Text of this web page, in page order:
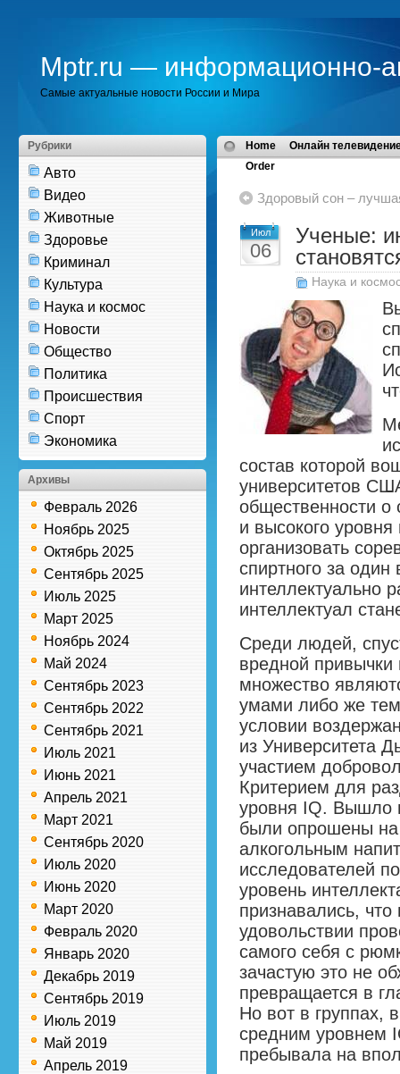
Mptr.ru — информационно-
Самые актуальные новости России и Мира
Рубрики
Авто
Видео
Животные
Здоровье
Криминал
Культура
Наука и космос
Новости
Общество
Политика
Происшествия
Спорт
Экономика
Архивы
Февраль 2026
Ноябрь 2025
Октябрь 2025
Сентябрь 2025
Июль 2025
Март 2025
Ноябрь 2024
Май 2024
Сентябрь 2023
Сентябрь 2022
Сентябрь 2021
Июль 2021
Июнь 2021
Апрель 2021
Март 2021
Сентябрь 2020
Июль 2020
Июнь 2020
Март 2020
Февраль 2020
Январь 2020
Декабрь 2019
Сентябрь 2019
Июль 2019
Май 2019
Апрель 2019
Home
Онлайн
Order
Здоровый сон –
Июл
06
Ученые:
Наука и
состав которой
университетов
общественности о
и высокого
организовать
спиртного за
интеллектуально
интеллектуал
Среди людей,
вредной привычки
множество
умами либо же
условии
из Университета
участием
Критерием для
уровня IQ. Вышло
были опрошены
алкогольным
исследователей
уровень
признавались,
удовольствии
самого себя с
зачастую это не
превращается в
Но вот в группах,
средним уровнем
пребывала на